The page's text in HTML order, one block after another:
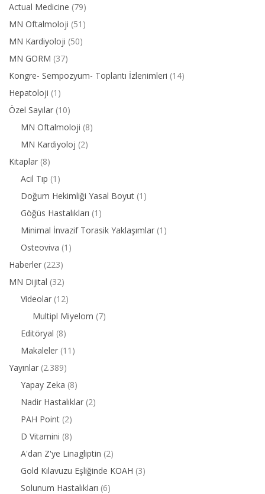
Actual Medicine (79)
MN Oftalmoloji (51)
MN Kardiyoloji (50)
MN GORM (37)
Kongre- Sempozyum- Toplantı İzlenimleri (14)
Hepatoloji (1)
Özel Sayılar (10)
MN Oftalmoloji (8)
MN Kardiyoloj (2)
Kitaplar (8)
Acil Tıp (1)
Doğum Hekimliği Yasal Boyut (1)
Göğüs Hastalıkları (1)
Minimal İnvazif Torasik Yaklaşımlar (1)
Osteoviva (1)
Haberler (223)
MN Dijital (32)
Videolar (12)
Multipl Miyelom (7)
Editöryal (8)
Makaleler (11)
Yayınlar (2.389)
Yapay Zeka (8)
Nadir Hastalıklar (2)
PAH Point (2)
D Vitamini (8)
A'dan Z'ye Linagliptin (2)
Gold Kılavuzu Eşliğinde KOAH (3)
Solunum Hastalıkları (6)